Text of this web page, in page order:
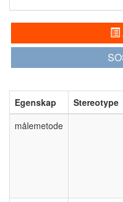
Egenskap Stereotype
målemetode